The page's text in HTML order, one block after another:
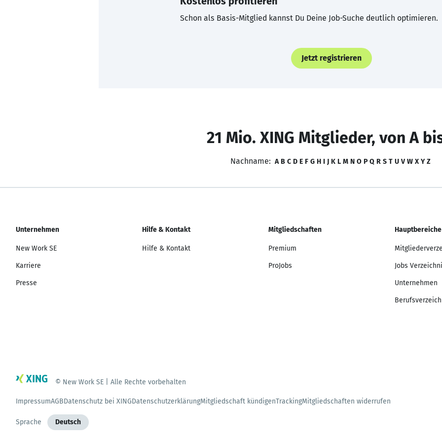
Schon als Basis-Mitglied kannst Du Deine Job-Suche deutlich optimieren.
Jetzt registrieren
21 Mio. XING Mitglieder, von A
Nachname: A B C D E F G H I J K L M N O P Q R S T U V W X Y Z
Unternehmen
New Work SE
Karriere
Presse
Hilfe & Kontakt
Hilfe & Kontakt
Mitgliedschaften
Premium
ProJobs
Hauptbereiche
Jobs
Unternehmen
© New Work SE | Alle Rechte vorbehalten
ImpressumAGBDatenschutz bei XINGDatenschutzerklärungMitgliedschaft kündigenTrackingMitgliedschaften widerrufen
Sprache Deutsch